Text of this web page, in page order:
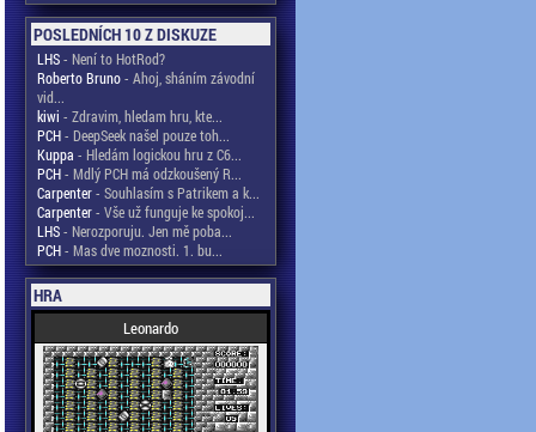
POSLEDNÍCH 10 Z DISKUZE
LHS- Není to HotRod?
Roberto Bruno- Ahoj, sháním závodní
vid...
kiwi - Zdravim, hledam hru, kte...
PCH- DeepSeek našel pouze toh...
Kuppa - Hledám logickou hru z C6...
PCH- Mdlý PCH má odzkoušený R...
Carpenter- Souhlasím s Patrikem a k...
Carpenter- Vše už funguje ke spokoj...
LHS- Nerozporuju. Jen mě poba...
PCH- Mas dve moznosti. 1. bu...
HRA
Leonardo